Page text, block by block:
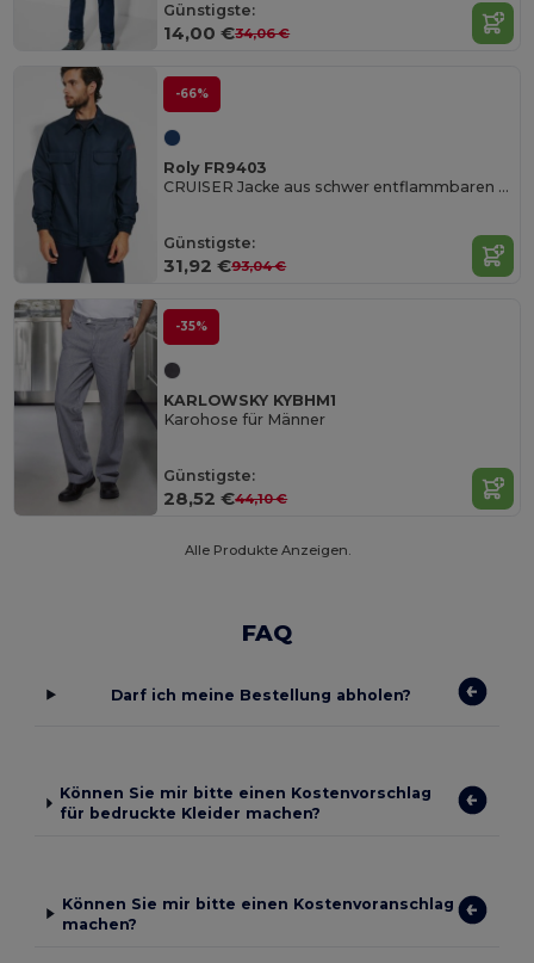
Günstigste:
14,00 €34,06 €
-66%
Roly FR9403
CRUISER Jacke aus schwer entflammbaren Gewebe
Günstigste:
31,92 €93,04 €
-35%
KARLOWSKY KYBHM1
Karohose für Männer
Günstigste:
28,52 €44,10 €
Alle Produkte Anzeigen.
FAQ
Darf ich meine Bestellung abholen?
Können Sie mir bitte einen Kostenvorschlag
für bedruckte Kleider machen?
Können Sie mir bitte einen Kostenvoranschlag
machen?